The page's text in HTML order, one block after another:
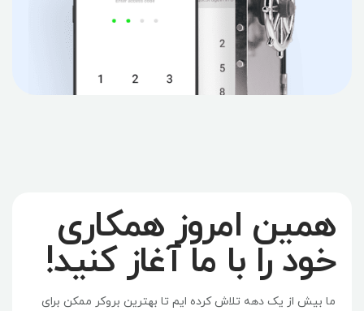
همین امروز همکاری
خود را با ما آغاز کنید!
ما بیش از یک دهه تلاش کرده ایم تا بهترین بروکر ممکن برای